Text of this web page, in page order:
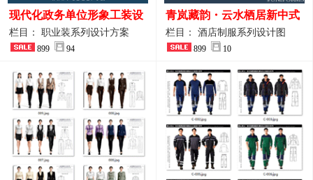
现代化政务单位形象工装设
计｜国风会务接待西装制服
整套方案
栏目： 职业装系列设计方案
899 94
青岚藏韵・云水栖居新中式
酒店全岗位制服设计原创作
品图
栏目： 酒店制服系列设计图
899 10